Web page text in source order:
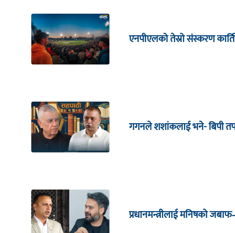
एनपीएलको तेस्रो संस्करण
गगनले शशांकलाई भने- बिपी
प्रधानमन्त्रीलाई मनिषको